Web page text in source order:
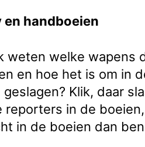
en handboeien
weten welke wapens
en hoe het is om in
Klik, daar
reporters in de
in de boeien dan